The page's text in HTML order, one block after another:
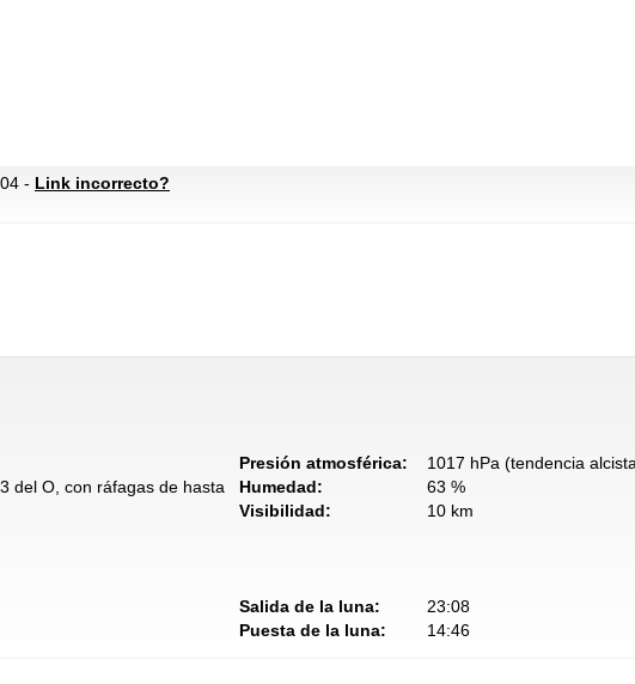
- Link incorrecto?
del O, con ráfagas de hasta
Presión atmosférica:
1017 hPa (tendencia
Humedad:
63 %
Visibilidad:
10 km
Salida de la luna:
23:08
Puesta de la luna:
14:46